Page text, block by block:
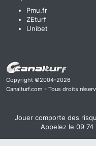
Pmu.fr
ZEturf
Unibet
Copyright ©2004-2026
Canalturf.com - Tous droits
Jouer comporte des
Appelez le 09 74